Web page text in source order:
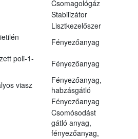
Csomagológáz
Stabilizátor
Lisztkezelőszer
Fényezőanyag
poli-1-
Fényezőanyag
viasz
Fényezőanyag,
habzásgátló
Fényezőanyag
Csomósodást
gátló anyag,
fényezőanyag,